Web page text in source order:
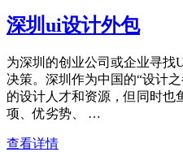
深圳ui设计外包
为深圳的创业公司或企业寻找
决策。深圳作为中国的“设计
的设计人才和资源，但同时也
项、优劣势、 …
查看详情